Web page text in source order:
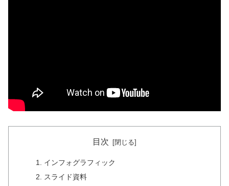
目次
インフォグラフィック
スライド資料